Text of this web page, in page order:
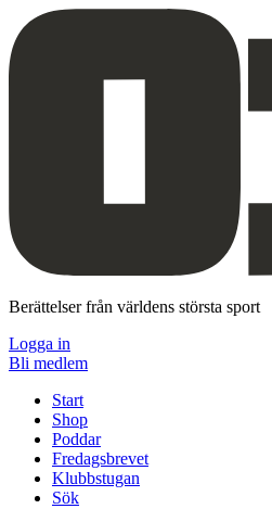
Berättelser från världens största sport
Logga in
Bli medlem
Start
Shop
Poddar
Fredagsbrevet
Klubbstugan
Sök